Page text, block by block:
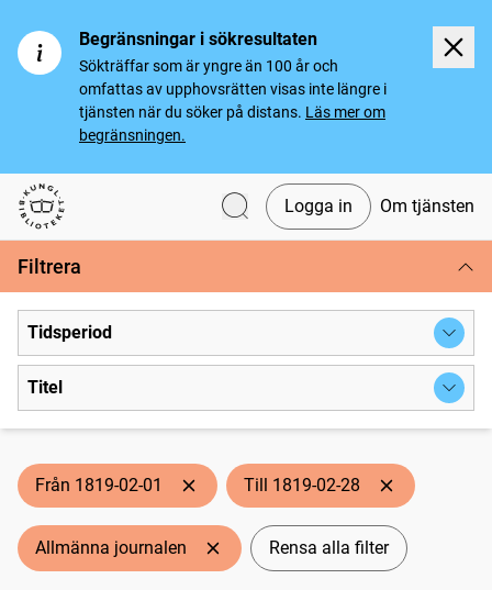
Begränsningar i sökresultaten
Sökträffar som är yngre än 100 år och
omfattas av upphovsrätten visas inte längre i
tjänsten när du söker på distans. Läs mer om
begränsningen.
Svenska tidningar
Logga in Om tjänsten
Filtrera
Tidsperiod
Titel
Från 1819-02-01 Till 1819-02-28
Allmänna journalen Rensa alla filter